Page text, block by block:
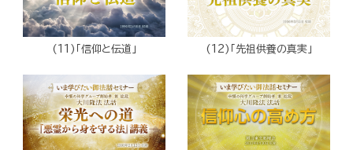
(11)「信仰と伝道」 (12)「先祖供養の真実」